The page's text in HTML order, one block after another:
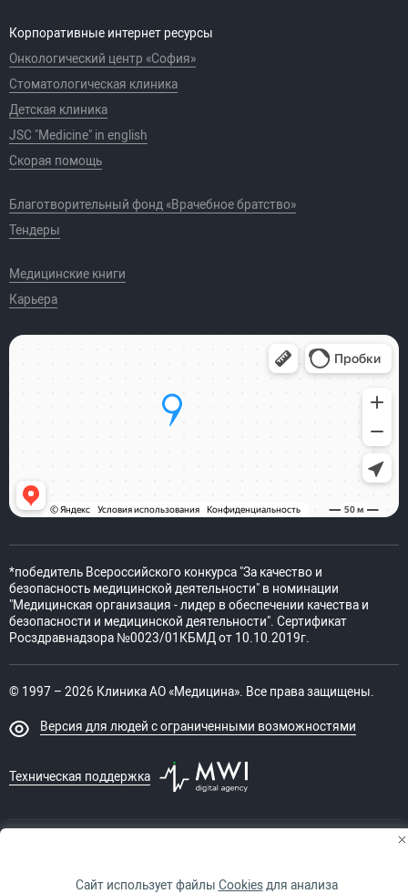
Корпоративные интернет ресурсы
Онкологический центр «София»
Стоматологическая клиника
Детская клиника
JSC "Medicine" in english
Скорая помощь
Благотворительный фонд «Врачебное братство»
Тендеры
Медицинские книги
Карьера
*победитель Всероссийского конкурса "За качество и
безопасность медицинской деятельности" в номинации
"Медицинская организация - лидер в обеспечении качества и
безопасности и медицинской деятельности". Сертификат
Росздравнадзора №0023/01КБМД от 10.10.2019г.
© 1997 – 2026 Клиника АО «Медицина». Все права защищены.
Версия для людей с ограниченными возможностями
Техническая поддержка
ПРОКОНСУЛЬТИРОВАТЬСЯ СО СПЕЦИАЛИСТОМ
Сайт использует файлы Cookiesдля анализа